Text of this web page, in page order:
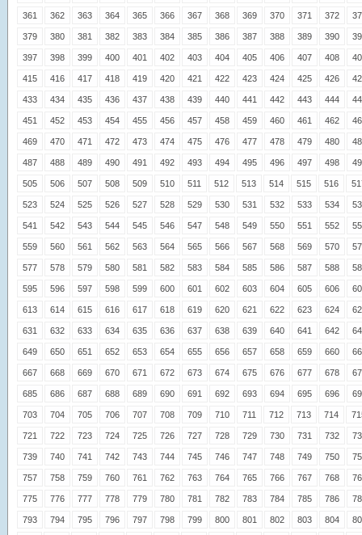
361 362 363 364 365 366 367 368 369 370 371 372
379 380 381 382 383 384 385 386 387 388 389 390
397 398 399 400 401 402 403 404 405 406 407 408
415 416 417 418 419 420 421 422 423 424 425 426
433 434 435 436 437 438 439 440 441 442 443 444
451 452 453 454 455 456 457 458 459 460 461 462
469 470 471 472 473 474 475 476 477 478 479 480
487 488 489 490 491 492 493 494 495 496 497 498
505 506 507 508 509 510 511 512 513 514 515 516
523 524 525 526 527 528 529 530 531 532 533 534
541 542 543 544 545 546 547 548 549 550 551 552
559 560 561 562 563 564 565 566 567 568 569 570
577 578 579 580 581 582 583 584 585 586 587 588
595 596 597 598 599 600 601 602 603 604 605 606
613 614 615 616 617 618 619 620 621 622 623 624
631 632 633 634 635 636 637 638 639 640 641 642
649 650 651 652 653 654 655 656 657 658 659 660
667 668 669 670 671 672 673 674 675 676 677 678
685 686 687 688 689 690 691 692 693 694 695 696
703 704 705 706 707 708 709 710 711 712 713 714
721 722 723 724 725 726 727 728 729 730 731 732
739 740 741 742 743 744 745 746 747 748 749 750
757 758 759 760 761 762 763 764 765 766 767 768
775 776 777 778 779 780 781 782 783 784 785 786
793 794 795 796 797 798 799 800 801 802 803 804